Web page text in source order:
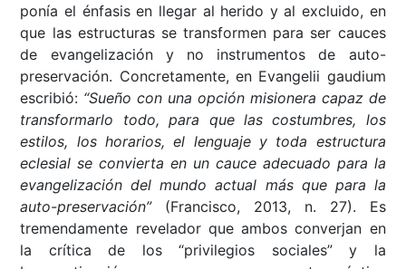
ponía el énfasis en llegar al herido y al excluido, en
que las estructuras se transformen para ser cauces
de evangelización y no instrumentos de auto-
preservación. Concretamente, en Evangelii gaudium
escribió: “Sueño con una opción misionera capaz de
transformarlo todo, para que las costumbres, los
estilos, los horarios, el lenguaje y toda estructura
eclesial se convierta en un cauce adecuado para la
evangelización del mundo actual más que para la
auto-preservación”(Francisco, 2013, n. 27). Es
tremendamente revelador que ambos converjan en
la crítica de los “privilegios sociales” y la